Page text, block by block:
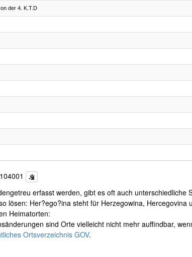
der 4. K.T.D
erfasst werden, gibt es oft auch unterschiedliche
lösen: Her?ego?ina steht für Herzegowina, Hercegovina
Heimatorten:
sind Orte vielleicht nicht mehr auffindbar,
Ortsverzeichnis GOV.